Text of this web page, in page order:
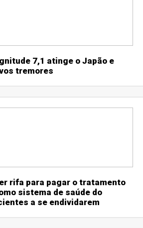
7,1 atinge o Japão e
tremores
rifa para pagar o tratamento
sistema de saúde do
a se endividarem